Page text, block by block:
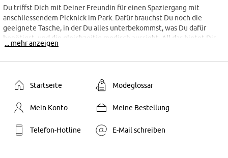
Du triffst Dich mit Deiner Freundin für einen Spaziergang mit
anschliessendem Picknick im Park. Dafür brauchst Du noch die
geeignete Tasche, in der Du alles unterbekommst, was Du dafür
benötigst, und die gleichzeitig modisch aussieht. All das bietet Dir
ein Shopper von bonprix. Gross, geräumig und gleichzeitig leicht.
Innenstadt und sogar den Wochenendtrip nutzen kannst? Die grosse
Shopperform eignet sich perfekt dafür. Bei bonprix findest du daher
Das Wichtigste zuerst: Was ist
ein Shopper eigentlich?
... mehr anzeigen
Startseite Modeglossar
Mein Konto Meine Bestellung
Telefon-Hotline E-Mail schreiben